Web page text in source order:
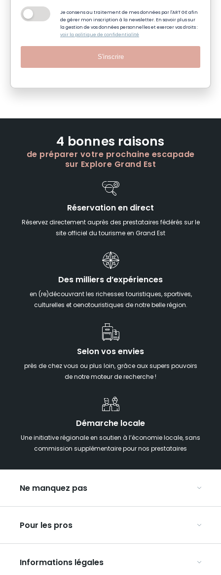
Je consens au traitement de mes données par l'ART GE afin
de gérer mon inscription à la newsletter. En savoir plus sur
la gestion de vos données personnelles et exercer vos droits :
voir la politique de confidentialité
S'inscrire
4 bonnes raisons
de préparer votre prochaine escapade
sur Explore Grand Est
Réservation en direct
Réservez directement auprès des prestataires fédérés sur le
site officiel du tourisme en Grand Est
Des milliers d’expériences
en (re)découvrant les richesses touristiques, sportives,
culturelles et oenotouristiques de notre belle région.
Selon vos envies
près de chez vous ou plus loin, grâce aux supers pouvoirs
de notre moteur de recherche !
Démarche locale
Une initiative régionale en soutien à l’économie locale, sans
commission supplémentaire pour nos prestataires
Ne manquez pas
Week-end insolite en Grand Est
Week-end spa en Grand Est
Hébergements insolites
Pour les pros
Organisez vos voyages en groupe
Informations légales